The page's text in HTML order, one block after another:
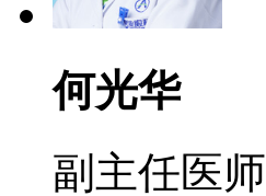
何光华
副主任医师